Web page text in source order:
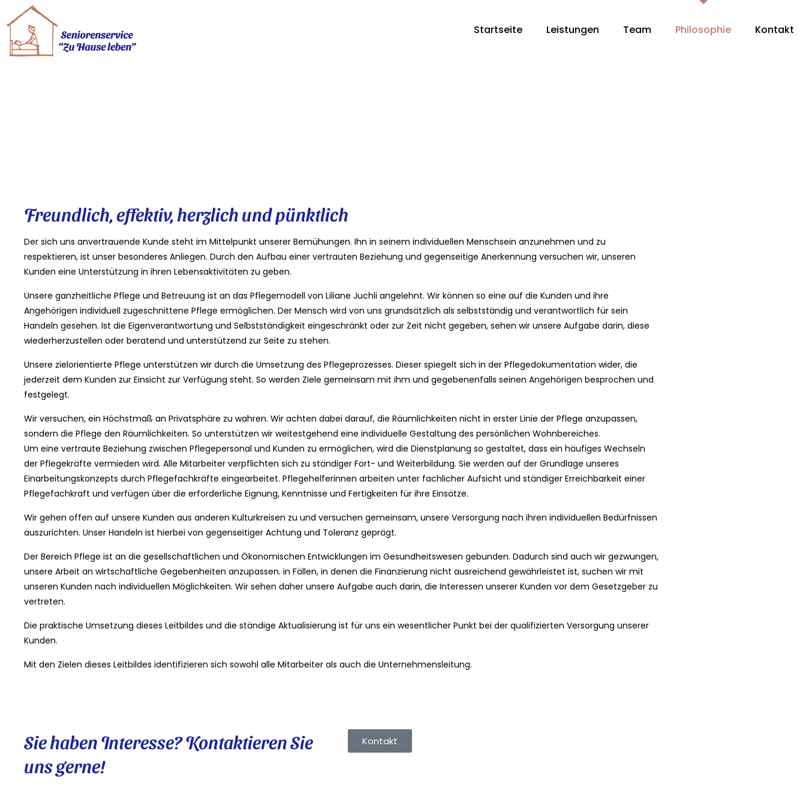
Startseite Leistungen Team Philosophie Kontakt
Freundlich, effektiv, herzlich und pünktlich
Der sich uns anvertrauende Kunde steht im Mittelpunkt unserer Bemühungen. Ihn in seinem individuellen Menschsein anzunehmen und zu
respektieren, ist unser besonderes Anliegen. Durch den Aufbau einer vertrauten Beziehung und gegenseitige Anerkennung versuchen wir, unseren
Kunden eine Unterstützung in ihren Lebensaktivitäten zu geben.
Unsere ganzheitliche Pflege und Betreuung ist an das Pflegemodell von Liliane Juchli angelehnt. Wir können so eine auf die Kunden und ihre
Angehörigen individuell zugeschnittene Pflege ermöglichen. Der Mensch wird von uns grundsätzlich als selbstständig und verantwortlich für sein
Handeln gesehen. Ist die Eigenverantwortung und Selbstständigkeit eingeschränkt oder zur Zeit nicht gegeben, sehen wir unsere Aufgabe darin, diese
wiederherzustellen oder beratend und unterstützend zur Seite zu stehen.
Unsere zielorientierte Pflege unterstützen wir durch die Umsetzung des Pflegeprozesses. Dieser spiegelt sich in der Pflegedokumentation wider, die
jederzeit dem Kunden zur Einsicht zur Verfügung steht. So werden Ziele gemeinsam mit ihm und gegebenenfalls seinen Angehörigen besprochen und
festgelegt.
Wir versuchen, ein Höchstmaß an Privatsphäre zu wahren. Wir achten dabei darauf, die Räumlichkeiten nicht in erster Linie der Pflege anzupassen,
sondern die Pflege den Räumlichkeiten. So unterstützen wir weitestgehend eine individuelle Gestaltung des persönlichen Wohnbereiches.
Um eine vertraute Beziehung zwischen Pflegepersonal und Kunden zu ermöglichen, wird die Dienstplanung so gestaltet, dass ein häufiges Wechseln
der Pflegekräfte vermieden wird. Alle Mitarbeiter verpflichten sich zu ständiger Fort- und Weiterbildung. Sie werden auf der Grundlage unseres
Einarbeitungskonzepts durch Pflegefachkräfte eingearbeitet. Pflegehelferinnen arbeiten unter fachlicher Aufsicht und ständiger Erreichbarkeit einer
Pflegefachkraft und verfügen über die erforderliche Eignung, Kenntnisse und Fertigkeiten für ihre Einsätze.
Wir gehen offen auf unsere Kunden aus anderen Kulturkreisen zu und versuchen gemeinsam, unsere Versorgung nach ihren individuellen Bedürfnissen
auszurichten. Unser Handeln ist hierbei von gegenseitiger Achtung und Toleranz geprägt.
Der Bereich Pflege ist an die gesellschaftlichen und Ökonomischen Entwicklungen im Gesundheitswesen gebunden. Dadurch sind auch wir gezwungen,
unsere Arbeit an wirtschaftliche Gegebenheiten anzupassen. in Fällen, in denen die Finanzierung nicht ausreichend gewährleistet ist, suchen wir mit
unseren Kunden nach individuellen Möglichkeiten. Wir sehen daher unsere Aufgabe auch darin, die Interessen unserer Kunden vor dem Gesetzgeber zu
vertreten.
Die praktische Umsetzung dieses Leitbildes und die ständige Aktualisierung ist für uns ein wesentlicher Punkt bei der qualifizierten Versorgung unserer
Kunden.
Mit den Zielen dieses Leitbildes identifizieren sich sowohl alle Mitarbeiter als auch die Unternehmensleitung.
Sie haben Interesse? Kontaktieren Sie
uns gerne!
Kontakt